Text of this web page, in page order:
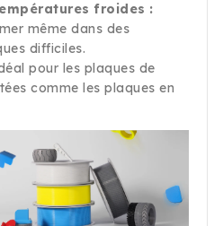
froides :
même dans des
difficiles.
pour les plaques de
comme les plaques en